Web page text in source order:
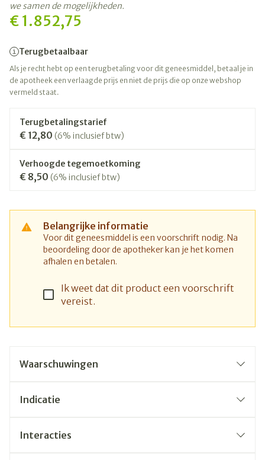
€ 1.852,75
Terugbetaalbaar
Als je recht hebt op een terugbetaling voor dit geneesmiddel, betaal je in
de apotheek een verlaagde prijs en niet de prijs die op onze webshop
vermeld staat.
Terugbetalingstarief
€ 12,80 (6% inclusief btw)
Verhoogde tegemoetkoming
€ 8,50 (6% inclusief btw)
Belangrijke informatie
Voor dit geneesmiddel is een voorschrift nodig. Na
beoordeling door de apotheker kan je het komen
afhalen en betalen.
Ik weet dat dit product een voorschrift
vereist.
we samen de mogelijkheden.
Waarschuwingen
Indicatie
Interacties